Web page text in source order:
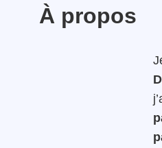
À propos